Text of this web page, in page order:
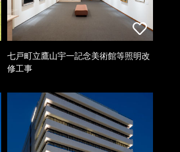
七戸町立鷹山宇一記念美術館等照明改
修工事